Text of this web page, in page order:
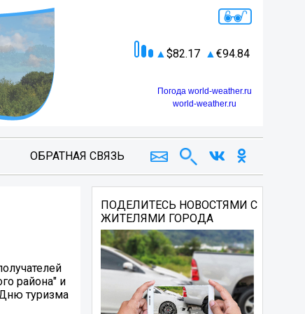
82.17 94.84
Погода world-weather.ru
world-weather.ru
ОБРАТНАЯ СВЯЗЬ
района" и
туризма
ПОДЕЛИТЕСЬ НОВОСТЯМИ С
ЖИТЕЛЯМИ ГОРОДА